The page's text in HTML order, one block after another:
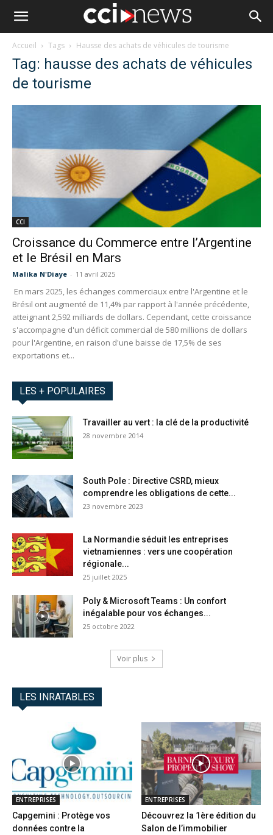
Accueil Tags Hausse des achats de véhicules de tourisme
Tag: hausse des achats de véhicules
de tourisme
CCI
Croissance du Commerce entre l’Argentine
et le Brésil en Mars
Malika N'Diaye - 11 avril 2025
En mars 2025, les échanges commerciaux entre l'Argentine et le
Brésil ont augmenté de 11,4% par rapport à l'année précédente,
atteignant 2,592 milliards de dollars. Cependant, cette croissance
s'accompagne d'un déficit commercial de 580 millions de dollars
pour l'Argentine, en raison d'une baisse de 17,5% de ses
exportations et...
LES + POPULAIRES
Travailler au vert : la clé de la productivité
28 novembre 2014
South Pole : Directive CSRD, mieux
comprendre les obligations de cette...
23 novembre 2023
La Normandie séduit les entreprises
vietnamiennes : vers une coopération
régionale...
25 juillet 2025
Poly & Microsoft Teams : Un confort
inégalable pour vos échanges...
25 octobre 2022
Voir plus
LES INRATABLES
ENTREPRISES
Capgemini : Protège vos
données contre la
ENTREPRISES
Découvrez la 1ère édition du
Salon de l’immobilier